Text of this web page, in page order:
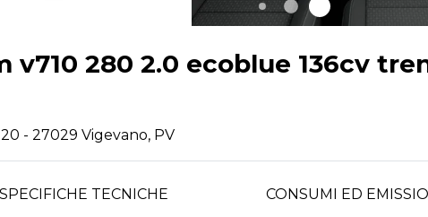
v710 280 2.0 ecoblue 136cv
- 27029 Vigevano, PV
SPECIFICHE TECNICHE CONSUMI ED